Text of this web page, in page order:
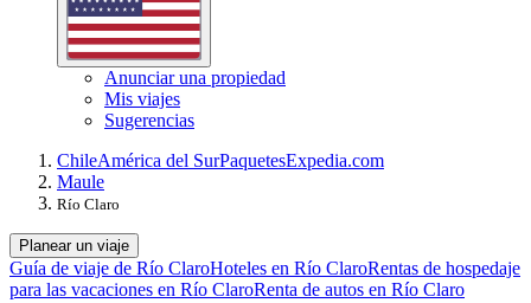
Anunciar una propiedad
Mis viajes
Sugerencias
ChileAmérica del SurPaquetesExpedia.com
Maule
Río Claro
Planear un viaje
Guía de viaje de Río ClaroHoteles en Río ClaroRentas de hospedaje
para las vacaciones en Río ClaroRenta de autos en Río Claro